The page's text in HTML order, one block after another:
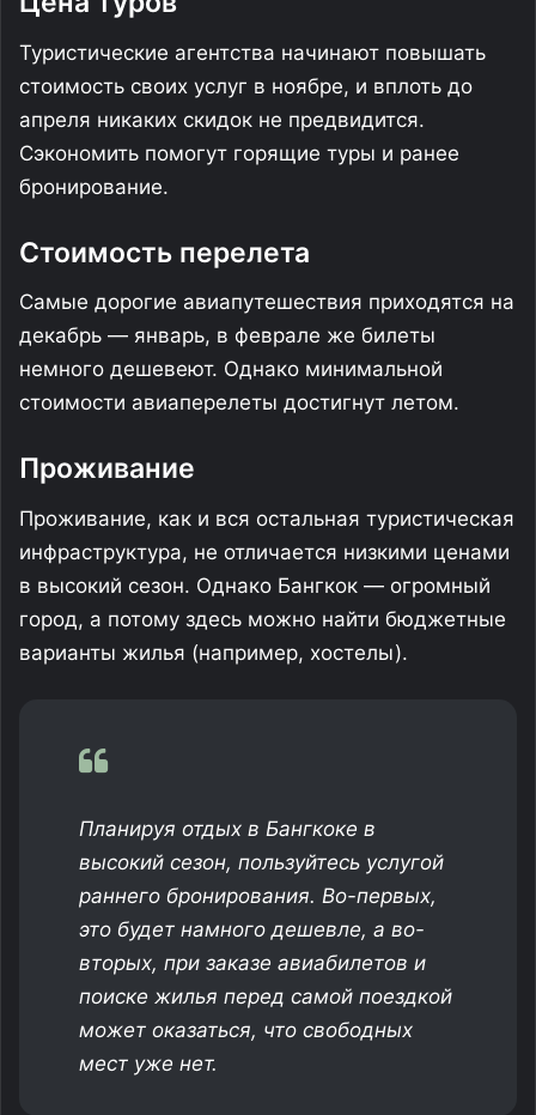
Туристические агентства начинают повышать
стоимость своих услуг в ноябре, и вплоть до
апреля никаких скидок не предвидится.
Сэкономить помогут горящие туры и ранее
бронирование.
Стоимость перелета
Самые дорогие авиапутешествия приходятся на
декабрь — январь, в феврале же билеты
немного дешевеют. Однако минимальной
стоимости авиаперелеты достигнут летом.
Проживание
Проживание, как и вся остальная туристическая
инфраструктура, не отличается низкими ценами
в высокий сезон. Однако Бангкок — огромный
город, а потому здесь можно найти бюджетные
варианты жилья (например, хостелы).
Планируя отдых в Бангкоке в
высокий сезон, пользуйтесь услугой
раннего бронирования. Во-первых,
это будет намного дешевле, а во-
вторых, при заказе авиабилетов и
поиске жилья перед самой поездкой
может оказаться, что свободных
мест уже нет.